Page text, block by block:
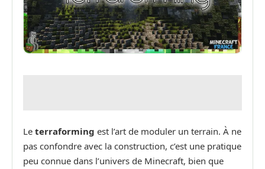
Le terraforming est l’art de moduler un terrain. À ne
pas confondre avec la construction, c’est une pratique
peu connue dans l’univers de Minecraft, bien que